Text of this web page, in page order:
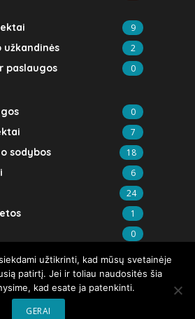
9
užkandinės 2
paslaugos 0
0
7
sodybos 18
6
24
1
0
galerijos 23
užtikrinti, kad mūsų svetainėje
patirtį. Jei ir toliau naudositės šia
kad esate ja patenkinti.
GERAI